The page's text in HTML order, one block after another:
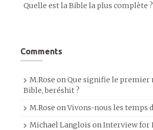
Quelle est la Bible la plus complète ?
Comments
M.Rose onQue signifie le premier
Bible, beréshit ?
M.Rose onVivons-nous les temps
Michael Langlois onInterview for